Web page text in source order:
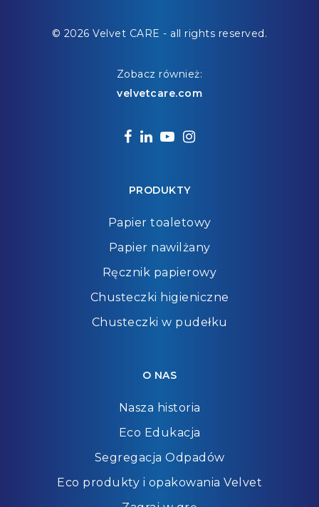
© 2026 Velvet CARE - all rights reserved.
Zobacz również:
velvetcare.com
facebook
linkedin
youtubeinstagram
PRODUKTY
Papier toaletowy
Papier nawilżany
Ręcznik papierowy
Chusteczki higieniczne
Chusteczki w pudełku
O NAS
Nasza historia
Eco Edukacja
Segregacja Odpadów
Eco produkty i opakowania Velvet